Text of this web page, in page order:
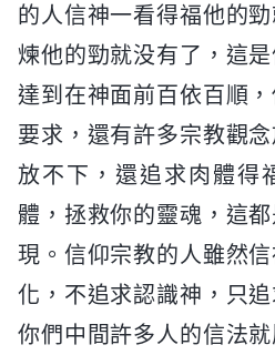
的人信神一看得福他的
煉他的勁就没有了，這
達到在神面前百依百順
要求，還有許多宗教觀
放不下，還追求肉體得
體，拯救你的靈魂，這
現。信仰宗教的人雖然
化，不追求認識神，只
你們中間許多人的信法